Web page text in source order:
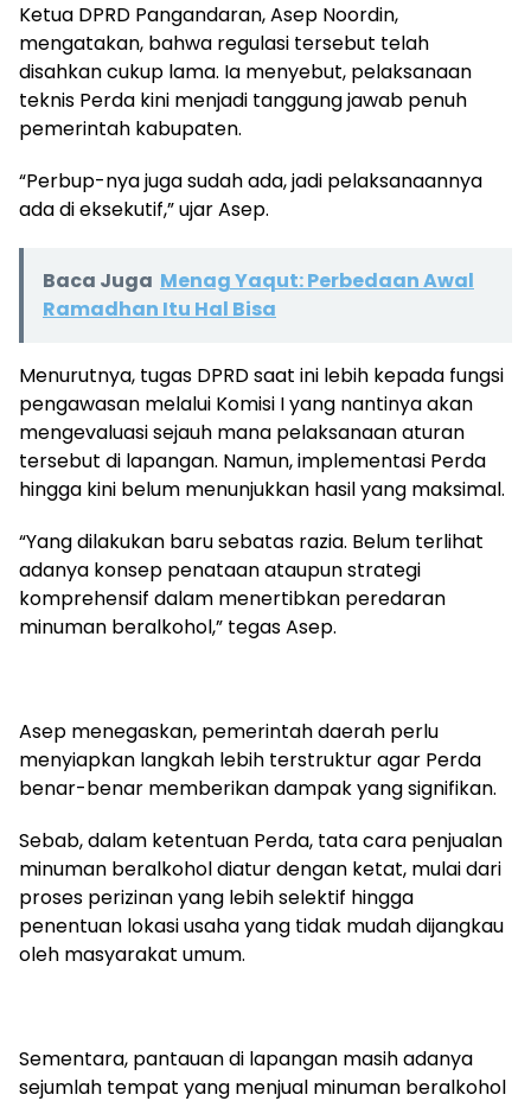
Ketua DPRD Pangandaran, Asep Noordin,
mengatakan, bahwa regulasi tersebut telah
disahkan cukup lama. Ia menyebut, pelaksanaan
teknis Perda kini menjadi tanggung jawab penuh
pemerintah kabupaten.
“Perbup-nya juga sudah ada, jadi pelaksanaannya
ada di eksekutif,” ujar Asep.
Baca Juga Menag Yaqut: Perbedaan Awal
Ramadhan Itu Hal Bisa
Menurutnya, tugas DPRD saat ini lebih kepada fungsi
pengawasan melalui Komisi I yang nantinya akan
mengevaluasi sejauh mana pelaksanaan aturan
tersebut di lapangan. Namun, implementasi Perda
hingga kini belum menunjukkan hasil yang maksimal.
“Yang dilakukan baru sebatas razia. Belum terlihat
adanya konsep penataan ataupun strategi
komprehensif dalam menertibkan peredaran
minuman beralkohol,” tegas Asep.
Asep menegaskan, pemerintah daerah perlu
menyiapkan langkah lebih terstruktur agar Perda
benar-benar memberikan dampak yang signifikan.
Sebab, dalam ketentuan Perda, tata cara penjualan
minuman beralkohol diatur dengan ketat, mulai dari
proses perizinan yang lebih selektif hingga
penentuan lokasi usaha yang tidak mudah dijangkau
oleh masyarakat umum.
Sementara, pantauan di lapangan masih adanya
sejumlah tempat yang menjual minuman beralkohol